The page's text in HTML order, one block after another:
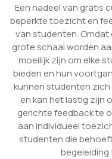
Een nadeel van gratis
beperkte toezicht en
van studenten. Omdat
grote schaal worden
moeilijk zijn om elke
bieden en hun
kunnen studenten zich
en kan het lastig zijn
gerichte feedback te
aan individueel
studenten die
begeleiding